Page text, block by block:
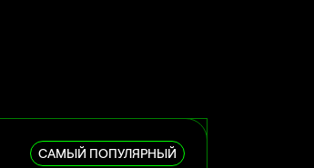
САМЫЙ ПОПУЛЯРНЫЙ